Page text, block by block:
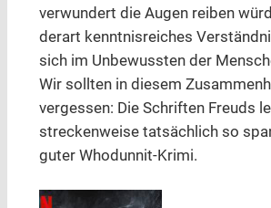
verwundert die Augen reiben
derart kenntnisreiches
sich im Unbewussten der
Wir sollten in diesem
vergessen: Die Schriften Freuds
streckenweise tatsächlich so
guter Whodunnit-Krimi.